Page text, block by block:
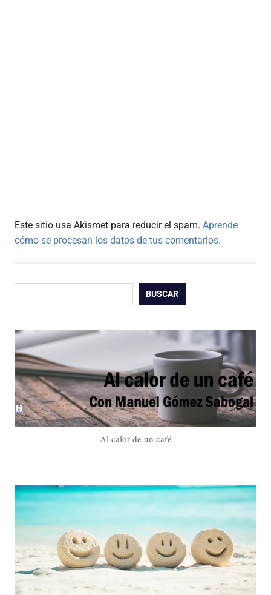
Este sitio usa Akismet para reducir el spam. Aprende
cómo se procesan los datos de tus comentarios.
BUSCAR
Al calor de un café